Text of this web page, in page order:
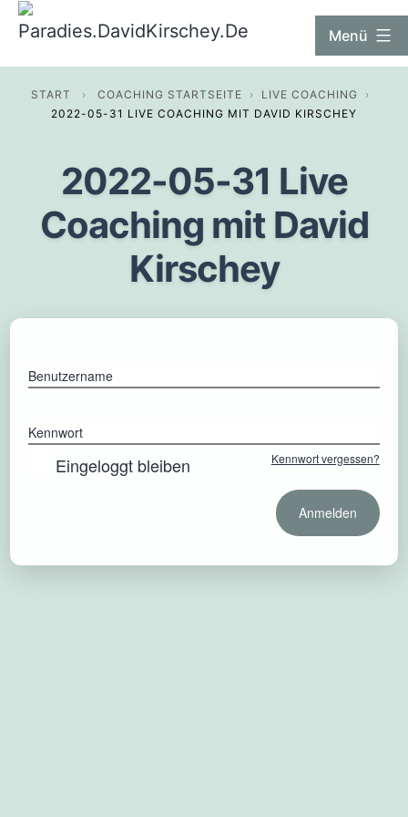
Zum
InhaltParadies.DavidKirschey.De Menü
START › COACHING STARTSEITE › LIVE COACHING
›
2022-05-31 LIVE COACHING MIT DAVID KIRSCHEY
2022-05-31 Live
Coaching mit David
Kirschey
Benutzername
Kennwort
Eingeloggt bleiben Kennwort vergessen?